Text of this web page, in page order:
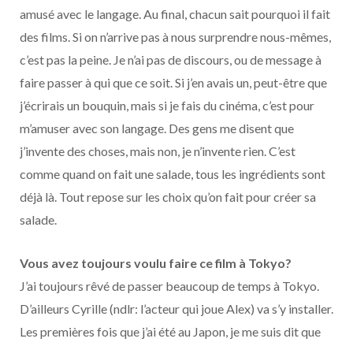
amusé avec le langage. Au final, chacun sait pourquoi il fait
des films. Si on n’arrive pas à nous surprendre nous-mêmes,
c’est pas la peine. Je n’ai pas de discours, ou de message à
faire passer à qui que ce soit. Si j’en avais un, peut-être que
j’écrirais un bouquin, mais si je fais du cinéma, c’est pour
m’amuser avec son langage. Des gens me disent que
j’invente des choses, mais non, je n’invente rien. C’est
comme quand on fait une salade, tous les ingrédients sont
déjà là. Tout repose sur les choix qu’on fait pour créer sa
salade.
Vous avez toujours voulu faire ce film à Tokyo?
J’ai toujours rêvé de passer beaucoup de temps à Tokyo.
D’ailleurs Cyrille (ndlr: l’acteur qui joue Alex) va s’y installer.
Les premières fois que j’ai été au Japon, je me suis dit que